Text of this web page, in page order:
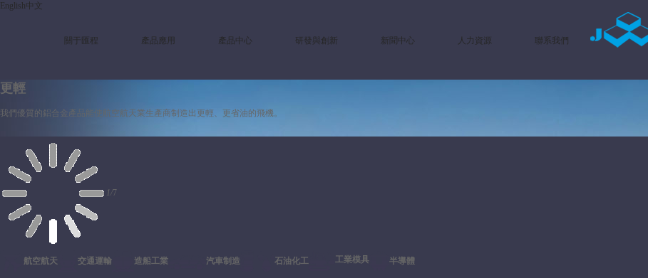
English中文
關于匯程 產品應用 產品中心 研發與創新 新聞中心 人力資源 聯系我們
更輕
我們優質的鋁合金產品能使航空航天業生產商制造出更輕、更省油的飛機。
1/7
航空航天 交通運輸 造船工業 汽車制造 石油化工 工業模具 半導體